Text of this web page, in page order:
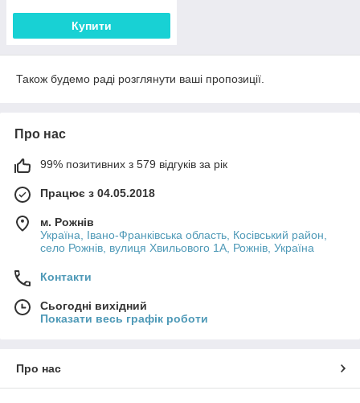
Купити
Також будемо раді розглянути ваші пропозиції.
Про нас
99% позитивних з 579 відгуків за рік
Працює з 04.05.2018
м. Рожнів
Україна, Івано-Франківська область, Косівський район,
село Рожнів, вулиця Хвильового 1А, Рожнів, Україна
Контакти
Сьогодні вихідний
Показати весь графік роботи
Про нас